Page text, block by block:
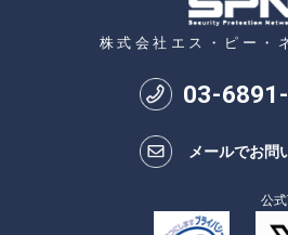
株式会社エス・ピー・
03-6891-
メールでお問
公